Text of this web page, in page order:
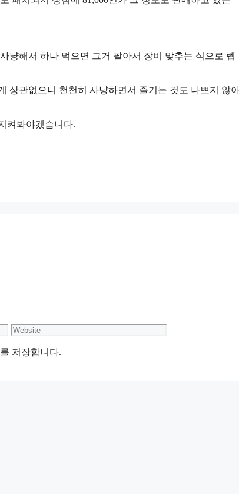
냥해서 하나 먹으면 그거 팔아서 장비 맞추는 식으로 렙
상관없으니 천천히 사냥하면서 즐기는 것도 나쁘지 않
켜봐야겠습니다.
Website
저장합니다.